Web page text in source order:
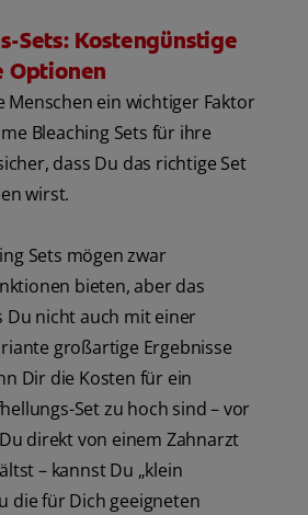
Sets: Kostengünstige
Optionen
Menschen ein wichtiger Faktor
Bleaching Sets für ihre
dass Du das richtige Set
wirst.
Sets mögen zwar
bieten, aber das
Du nicht auch mit einer
großartige Ergebnisse
Dir die Kosten für ein
Set zu hoch sind – vor
direkt von einem Zahnarzt
– kannst Du „klein
die für Dich geeigneten